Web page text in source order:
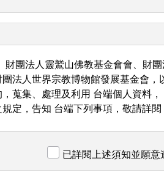
團法人靈鷲山佛教基金會會、財團
法人世界宗教博物館發展基金會，
蒐集、處理及利用 台端個人資料，
定，告知 台端下列事項，敬請詳閱
組織業務、社會服務或社會工作、
已詳閱上述須知並願意